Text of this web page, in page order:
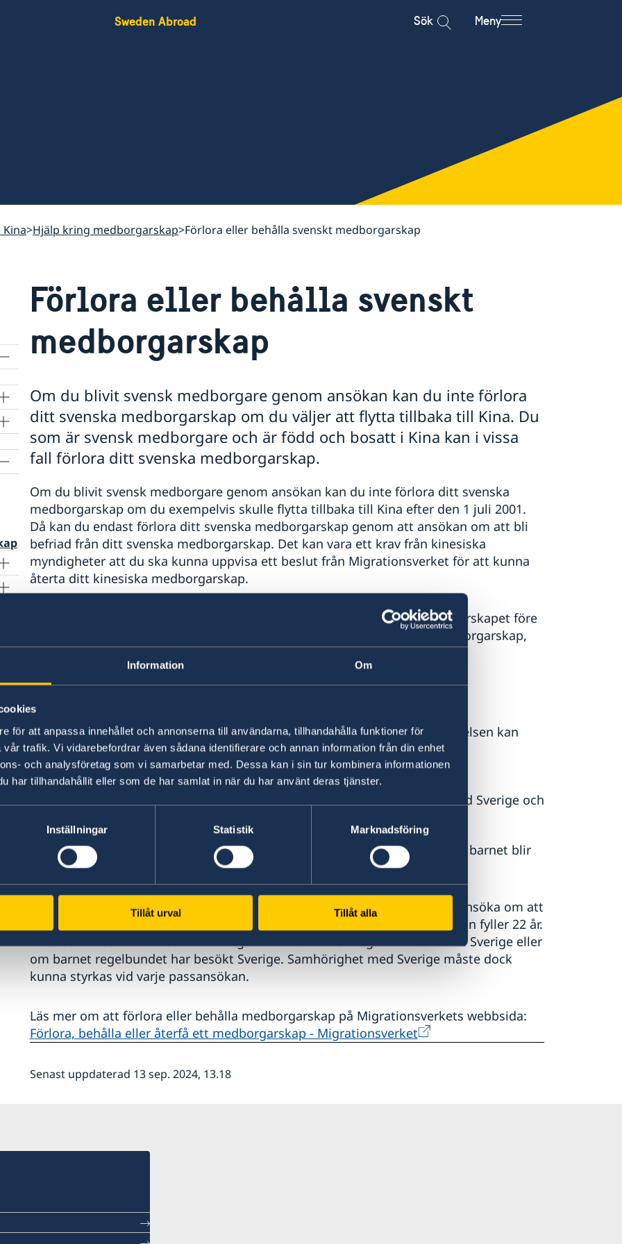
Information Om
för att anpassa innehållet och annonserna till användarna, tillhandahålla funktioner för
trafik. Vi vidarebefordrar även sådana identifierare och annan information från din enhet
och analysföretag som vi samarbetar med. Dessa kan i sin tur kombinera informationen
har tillhandahållit eller som de har samlat in när du har använt deras tjänster.
Inställningar Statistik Marknadsföring
Tillåt urval Tillåt alla
Sweden Abroad Sök Meny
Hjälp kring medborgarskap Förlora eller behålla svenskt medborgarskap
Förlora eller behålla svenskt
medborgarskap
Om du blivit svensk medborgare genom ansökan kan du inte förlora
ditt svenska medborgarskap om du väljer att flytta tillbaka till Kina. Du
som är svensk medborgare och är född och bosatt i Kina kan i vissa
fall förlora ditt svenska medborgarskap.
Om du blivit svensk medborgare genom ansökan kan du inte förlora ditt svenska
medborgarskap om du exempelvis skulle flytta tillbaka till Kina efter den 1 juli 2001.
Då kan du endast förlora ditt svenska medborgarskap genom att ansökan om att bli
befriad från ditt svenska medborgarskap. Det kan vara ett krav från kinesiska
myndigheter att du ska kunna uppvisa ett beslut från Migrationsverket för att kunna
återta ditt kinesiska medborgarskap.
Om du däremot flyttade utomlands och återtagit det kinesiska medborgarskapet före
den 1 juli 2001, då Sverige ändrade lagstiftningen och tillät dubbelt medborgarskap,
kan det finnas en risk att du förlorat ditt medborgarskap.
Barn som föds utanför Sverige och som blev svenska medborgare vid födelsen kan
förlora sitt svenska medborgarskap vid 22 års ålder om barnet:
aldrig har bott i Sverige och
inte har varit i Sverige under förhållanden som visar samhörighet med Sverige och
Barn förlorar inte sitt svenska medborgarskap om detta skulle leda till att barnet blir
statslös.
För att undvika att barnet förlorar sitt svenska medborgarskap kan man ansöka om att
få behålla det. Det måste man göra efter att man fyllt 18 år, men innan man fyller 22 år.
En sådan ansökan är inte nödvändig om barnet under någon tid har bott i Sverige eller
om barnet regelbundet har besökt Sverige. Samhörighet med Sverige måste dock
kunna styrkas vid varje passansökan.
Läs mer om att förlora eller behålla medborgarskap på Migrationsverkets webbsida:
Förlora, behålla eller återfå ett medborgarskap - Migrationsverket
Senast uppdaterad 13 sep. 2024, 13.18